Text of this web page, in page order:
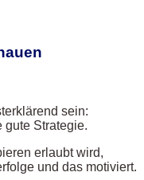
sein:
gute Strategie.
erlaubt wird,
und das motiviert.